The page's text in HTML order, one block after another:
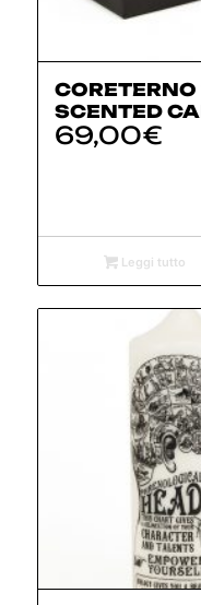
SCENTED
69,00€
Leggi tutto